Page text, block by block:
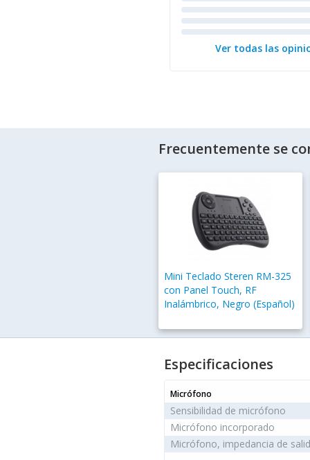
Ver todas las
Frecuentemente se
Mini Teclado Steren RM-325
con Panel Touch, RF
Inalámbrico, Negro (Español)
Especificaciones
Micrófono
Sensibilidad de micrófono
Micrófono incorporado
Micrófono, impedancia de